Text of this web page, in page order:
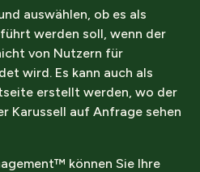
auswählen, ob es als
werden soll, wenn der
von Nutzern für
wird. Es kann auch als
erstellt werden, wo der
Karussell auf Anfrage sehen
können Sie Ihre